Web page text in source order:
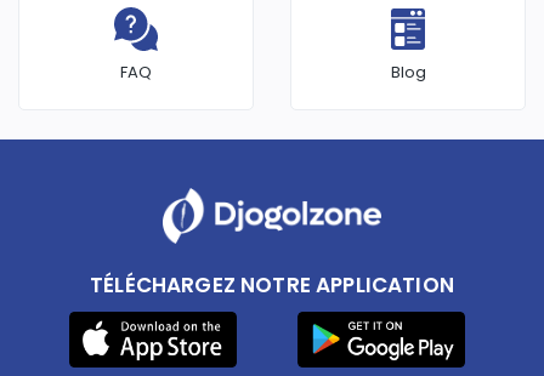
FAQ Blog
TÉLÉCHARGEZ NOTRE APPLICATION